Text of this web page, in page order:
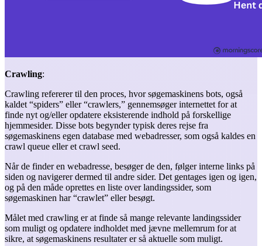
Crawling:
Crawling refererer til den proces, hvor søgemaskinens bots, også
kaldet “spiders” eller “crawlers,” gennemsøger internettet for at
finde nyt og/eller opdatere eksisterende indhold på forskellige
hjemmesider. Disse bots begynder typisk deres rejse fra
søgemaskinens egen database med webadresser, som også kaldes en
crawl queue eller et crawl seed.
Når de finder en webadresse, besøger de den, følger interne links på
siden og navigerer dermed til andre sider. Det gentages igen og igen,
og på den måde oprettes en liste over landingssider, som
søgemaskinen har “crawlet” eller besøgt.
Målet med crawling er at finde så mange relevante landingssider
som muligt og opdatere indholdet med jævne mellemrum for at
sikre, at søgemaskinens resultater er så aktuelle som muligt.